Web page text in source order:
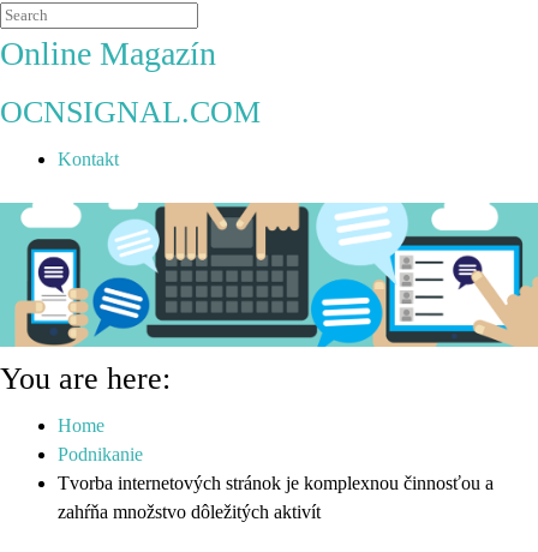
Online Magazín
OCNSIGNAL.COM
Kontakt
You are here:
Home
Podnikanie
Tvorba internetových stránok je komplexnou činnosťou a
zahŕňa množstvo dôležitých aktivít